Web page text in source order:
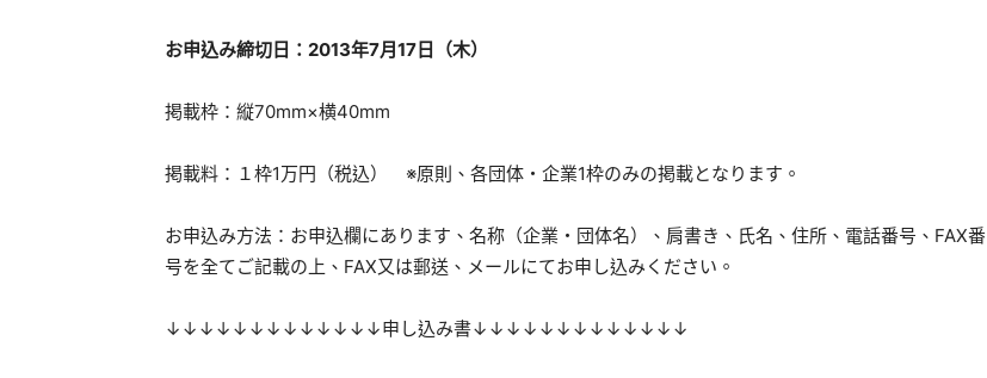
お申込み締切日： 2013年7月17日（木）
掲載枠：縦70mm×横40mm
掲載料：１枠1万円（税込） ※原則、各団体・企業1枠のみの掲載となります。
お申込み方法：お申込欄にあります、名称（企業・団体名）、肩書き、氏名、住所、電話番号、FAX番
号を全てご記載の上、FAX又は郵送、メールにてお申し込みください。
↓↓↓↓↓↓↓↓↓↓↓↓↓申し込み書↓↓↓↓↓↓↓↓↓↓↓↓↓